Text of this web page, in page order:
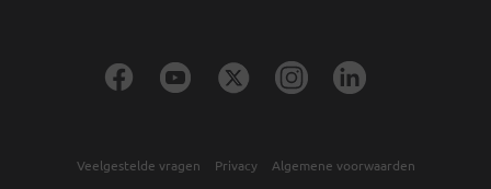
Veelgestelde vragen Privacy Algemene voorwaarden